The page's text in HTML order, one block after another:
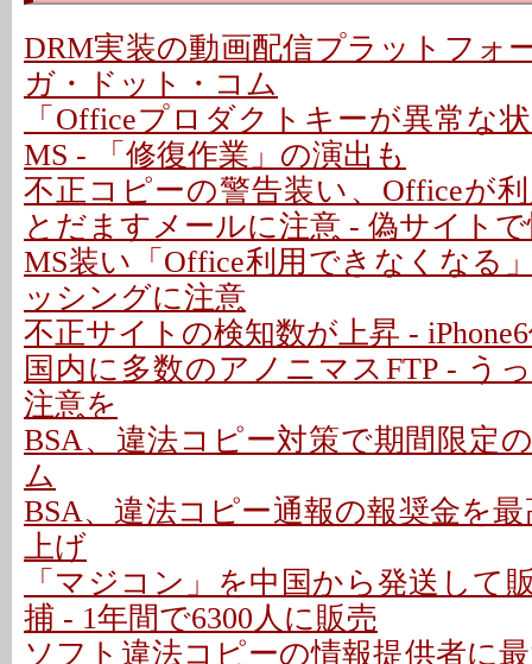
DRM実装の動画配信プラットフォ
ガ・ドット・コム
「Officeプロダクトキーが異常な
MS - 「修復作業」の演出も
不正コピーの警告装い、Officeが
とだますメールに注意 - 偽サイト
MS装い「Office利用できなくなる
ッシングに注意
不正サイトの検知数が上昇 -
国内に多数のアノニマスFTP - う
注意を
BSA、違法コピー対策で期間限定
ム
BSA、違法コピー通報の報奨金を
上げ
「マジコン」を中国から発送して
捕 - 1年間で6300人に販売
ソフト違法コピーの情報提供者に